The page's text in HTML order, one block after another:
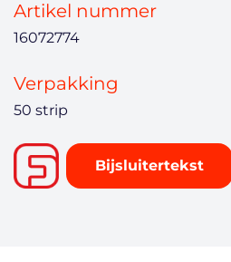
Artikel nummer
16072774
Verpakking
50 strip
Bijsluitertekst